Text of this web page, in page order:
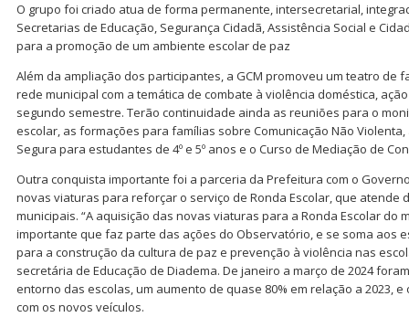
O grupo foi criado atua de forma permanente, intersecretarial,
Secretarias de Educação, Segurança Cidadã, Assistência Social e
para a promoção de um ambiente escolar de paz
Além da ampliação dos participantes, a GCM promoveu um teatro de
rede municipal com a temática de combate à violência doméstica,
segundo semestre. Terão continuidade ainda as reuniões para o
escolar, as formações para famílias sobre Comunicação Não
Segura para estudantes de 4º e 5º anos e o Curso de Mediação de
Outra conquista importante foi a parceria da Prefeitura com o
novas viaturas para reforçar o serviço de Ronda Escolar, que atende
municipais. “A aquisição das novas viaturas para a Ronda Escolar do
importante que faz parte das ações do Observatório, e se soma aos
para a construção da cultura de paz e prevenção à violência nas
secretária de Educação de Diadema. De janeiro a março de 2024
entorno das escolas, um aumento de quase 80% em relação a 2023,
com os novos veículos.